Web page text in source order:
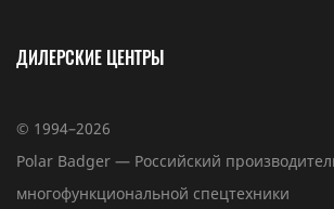
ДИЛЕРСКИЕ ЦЕНТРЫ
© 1994–2026
Polar Badger — Российский
многофункциональной спецтехники